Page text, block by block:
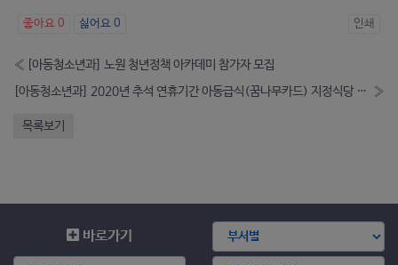
좋아요 0 싫어요 0 인쇄
« [아동청소년과] 노원 청년정책 아카데미 참가자 모집
[아동청소년과] 2020년 추석 연휴기간 아동급식(꿈나무카드) 지정식당 운영현황 안내 »
목록보기
바로가기